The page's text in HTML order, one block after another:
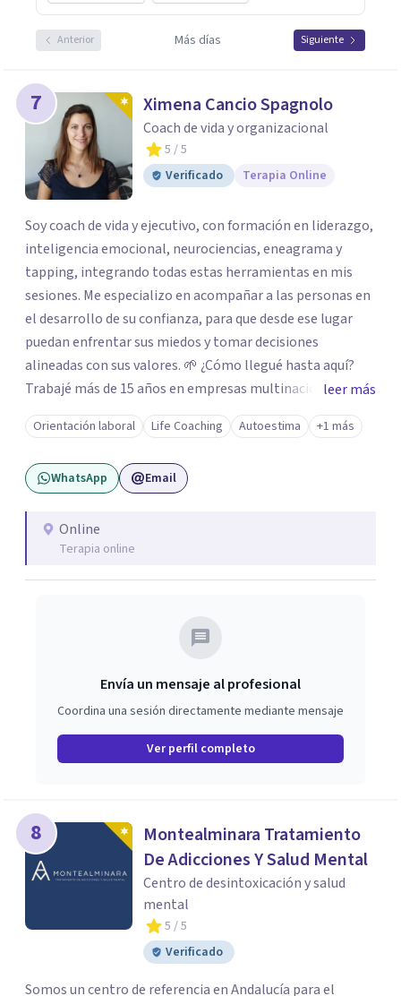
Anterior Más días Siguiente
7 Ximena Cancio Spagnolo
Coach de vida y organizacional
5 / 5
Verificado
Terapia Online
Soy coach de vida y ejecutivo, con formación en liderazgo,
inteligencia emocional, neurociencias, eneagrama y
tapping, integrando todas estas herramientas en mis
sesiones. Me especializo en acompañar a las personas en
el desarrollo de su confianza, para que desde ese lugar
puedan enfrentar sus miedos y tomar decisiones
alineadas con sus valores. 🌱 ¿Cómo llegué hasta aquí?
Trabajé más de 15 años en empresas multinacionales y
estudios contables como contadora pública
especializada en impuestos. Durante ese recorrido tuve la
oportunidad de liderar equipos, y fue allí donde descubrí
mi pasión por acompañar a las personas en su desarrollo
camino de autoconocimiento me llevó a cuestionar
creencias, miedos y mandatos que ya no estaban
alineados conmigo. Ese proceso me impulsó a tomar
con lo que realmente quiero construir. ✨
leer más
Orientación laboral Life Coaching Autoestima +1 más
WhatsApp Email
Online
Terapia online
Envía un mensaje al profesional
Coordina una sesión directamente mediante mensaje
Ver perfil completo
8
Montealminara Tratamiento
De Adicciones Y Salud Mental
Centro de desintoxicación y salud
mental
5 / 5
Verificado
Somos un centro de referencia en Andalucía para el